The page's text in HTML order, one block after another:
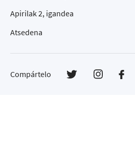
Apirilak 2, igandea
Atsedena
Compártelo